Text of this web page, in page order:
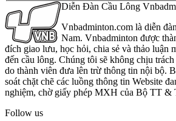
Diễn Đàn Cầu Lông
Vnbadminton.com là diễn
Nam. Vnbadminton được
đích giao lưu, học hỏi, chia sẻ và thảo luận
đến cầu lông. Chúng tôi sẽ không chịu
do thành viên đưa lên trừ thông tin nội bộ.
soát chặt chẽ các luồng thông tin Website
nghiệm, chờ giấy phép MXH của Bộ TT &
Follow us